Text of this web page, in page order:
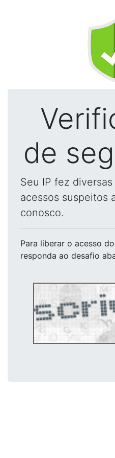
de
Seu IP fez
acessos suspeitos
conosco.
Para liberar o acesso
responda ao desafio